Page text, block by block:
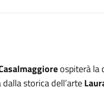
ospiterà la
storica dell’arte